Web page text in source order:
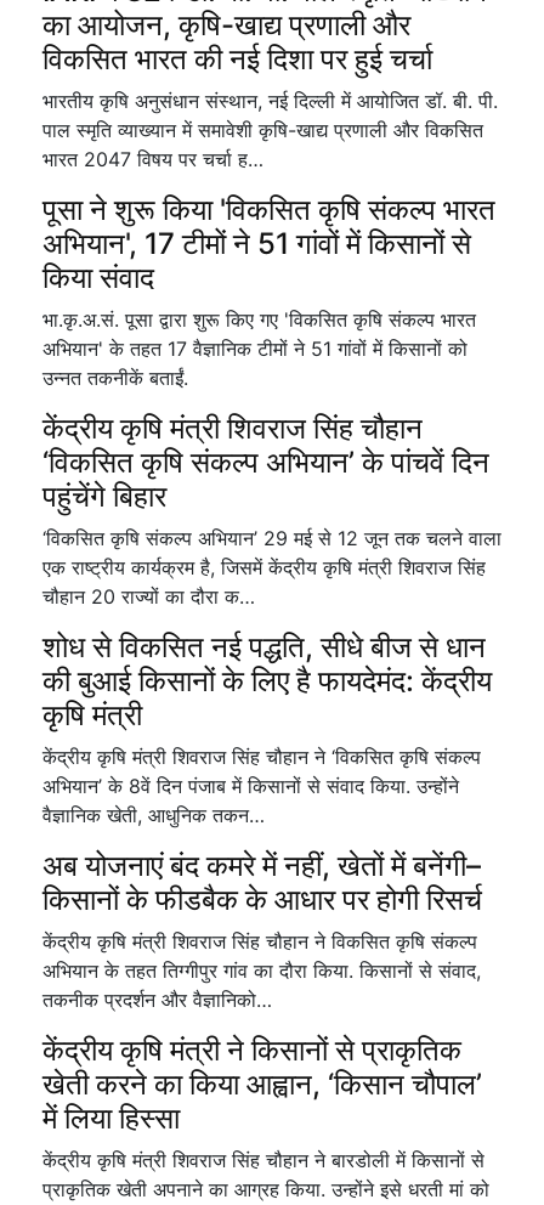
का आयोजन, कृषि-खाद्य प्रणाली और
विकसित भारत की नई दिशा पर हुई चर्चा
भारतीय कृषि अनुसंधान संस्थान, नई दिल्ली में आयोजित डॉ. बी. पी.
पाल स्मृति व्याख्यान में समावेशी कृषि-खाद्य प्रणाली और विकसित
भारत 2047 विषय पर चर्चा ह…
पूसा ने शुरू किया 'विकसित कृषि संकल्प भारत
अभियान', 17 टीमों ने 51 गांवों में किसानों से
किया संवाद
भा.कृ.अ.सं. पूसा द्वारा शुरू किए गए 'विकसित कृषि संकल्प भारत
अभियान' के तहत 17 वैज्ञानिक टीमों ने 51 गांवों में किसानों को
उन्नत तकनीकें बताईं.
केंद्रीय कृषि मंत्री शिवराज सिंह चौहान
‘विकसित कृषि संकल्प अभियान’ के पांचवें दिन
पहुंचेंगे बिहार
‘विकसित कृषि संकल्प अभियान’ 29 मई से 12 जून तक चलने वाला
एक राष्ट्रीय कार्यक्रम है, जिसमें केंद्रीय कृषि मंत्री शिवराज सिंह
चौहान 20 राज्यों का दौरा क…
शोध से विकसित नई पद्धति, सीधे बीज से धान
की बुआई किसानों के लिए है फायदेमंद: केंद्रीय
कृषि मंत्री
केंद्रीय कृषि मंत्री शिवराज सिंह चौहान ने ‘विकसित कृषि संकल्प
अभियान’ के 8वें दिन पंजाब में किसानों से संवाद किया. उन्होंने
वैज्ञानिक खेती, आधुनिक तकन…
अब योजनाएं बंद कमरे में नहीं, खेतों में बनेंगी–
किसानों के फीडबैक के आधार पर होगी रिसर्च
केंद्रीय कृषि मंत्री शिवराज सिंह चौहान ने विकसित कृषि संकल्प
अभियान के तहत तिग्गीपुर गांव का दौरा किया. किसानों से संवाद,
तकनीक प्रदर्शन और वैज्ञानिको…
केंद्रीय कृषि मंत्री ने किसानों से प्राकृतिक
खेती करने का किया आह्वान, ‘किसान चौपाल’
में लिया हिस्सा
केंद्रीय कृषि मंत्री शिवराज सिंह चौहान ने बारडोली में किसानों से
प्राकृतिक खेती अपनाने का आग्रह किया. उन्होंने इसे धरती मां को